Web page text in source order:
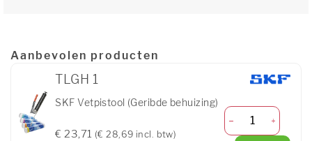
Aanbevolen producten
TLGH 1
SKF Vetpistool (Geribde behuizing)
€ 23,71 (€ 28,69 incl. btw)